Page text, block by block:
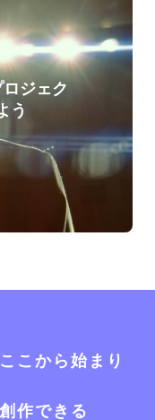
ジェク
う
こから始まり
作できる